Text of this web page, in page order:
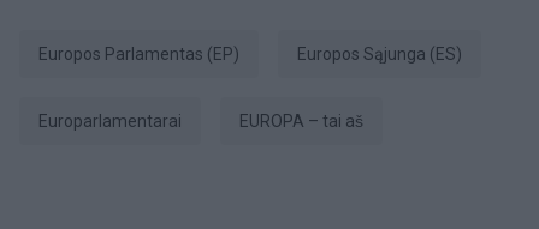
Europos Parlamentas (EP) Europos Sąjunga (ES)
europarlamentarai EUROPA – tai aš